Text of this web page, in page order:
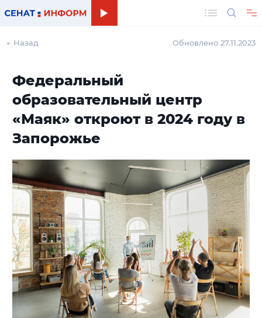
← Назад Обновлено 27.11.2023
Федеральный
образовательный центр
«Маяк» откроют в 2024 году в
Запорожье